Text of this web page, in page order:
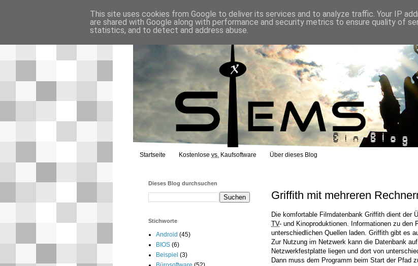
Startseite Kostenlose vs. Kaufsoftware Über dieses Blog
Griffith mit mehreren
Die komfortable Filmdatenbank Griffith dient der
TV- und Kinoproduktionen. Informationen zu den
unterschiedlichen Quellen laden. Griffith gibt es
Zur Nutzung im Netzwerk kann die Datenbank
Netzwerkfestplatte liegen und dort von
Dann muss dem Programm beim Start der Pfad
Dieses Blog durchsuchen
Stichworte
Android (45)
BIOS (6)
Beispiel (3)
This site uses cookies from Google to deliver its services and to analyze traffic. Your IP
are shared with Google along with performance and security metrics to ensure quality of
statistics, and to detect and address abuse.